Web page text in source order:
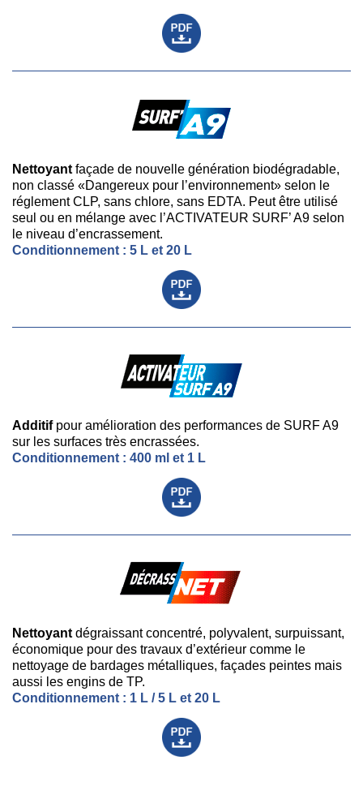
Nettoyant façade de nouvelle génération biodégradable,
non classé «Dangereux pour l’environnement» selon le
réglement CLP, sans chlore, sans EDTA. Peut être utilisé
seul ou en mélange avec l’ACTIVATEUR SURF’ A9 selon
le niveau d’encrassement.
Conditionnement : 5 L et 20 L
Additifpour amélioration des performances de SURF A9
sur les surfaces très encrassées.
Conditionnement : 400 ml et 1 L
Nettoyant dégraissant concentré, polyvalent, surpuissant,
économique pour des travaux d’extérieur comme le
nettoyage de bardages métalliques, façades peintes mais
aussi les engins de TP.
Conditionnement : 1 L / 5 L et 20 L